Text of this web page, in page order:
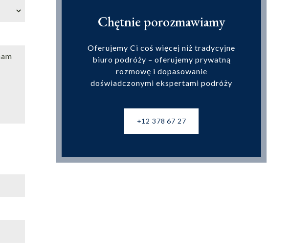
Chętnie porozmawiamy
Oferujemy Ci coś więcej niż tradycyjne
biuro podróży – oferujemy prywatną
rozmowę i dopasowanie
doświadczonymi ekspertami podróży
+12 378 67 27